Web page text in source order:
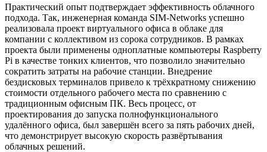
Практический опыт подтверждает эффективность облачного
подхода. Так, инженерная команда SIM-Networks успешно
реализовала проект виртуального офиса в облаке для
компании с коллективом из сорока сотрудников. В рамках
проекта были применены одноплатные компьютеры Raspberry
Pi в качестве тонких клиентов, что позволило значительно
сократить затраты на рабочие станции. Внедрение
бездисковых терминалов привело к трёхкратному снижению
стоимости отдельного рабочего места по сравнению с
традиционным офисным ПК. Весь процесс, от
проектирования до запуска полнофункционального
удалённого офиса, был завершён всего за пять рабочих дней,
что демонстрирует высокую скорость развёртывания
облачных решений.